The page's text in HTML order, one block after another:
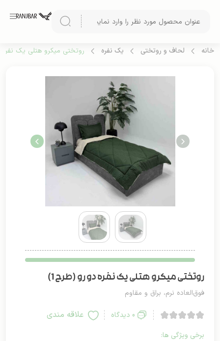
خانه لحاف و روتختی یک نفره روتختی میکرو هتلی یک نفره
روتختی میکرو هتلی یک نفره دو رو (طرح 1)
فوق‌العاده نرم، براق و مقاوم
0 دیدگاه علاقه مندی
برخی ویژگی ها: